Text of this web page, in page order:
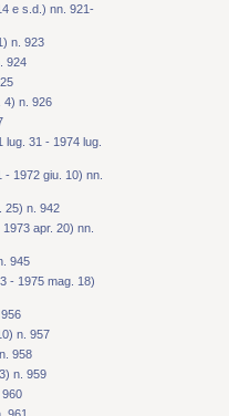
e s.d.) nn. 921-
n. 923
924
4) n. 926
lug. 31 - 1974 lug.
1972 giu. 10) nn.
25) n. 942
apr. 20) nn.
945
- 1975 mag. 18)
n. 957
958
n. 959
960
961